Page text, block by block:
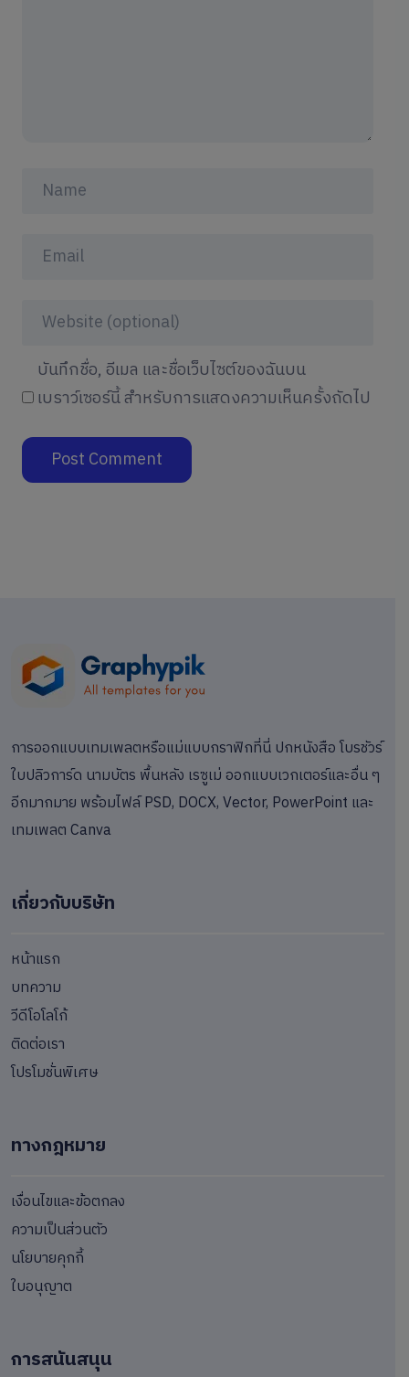
บันทึกชื่อ, อีเมล และชื่อเว็บไซต์ของฉันบน
เบราว์เซอร์นี้ สำหรับการแสดงความเห็นครั้งถัดไป
การออกแบบเทมเพลตหรือแม่แบบกราฟิกที่นี่ ปกหนังสือ โบรชัวร์
ใบปลิวการ์ด นามบัตร พื้นหลัง เรซูเม่ ออกแบบเวกเตอร์และอื่น ๆ
อีกมากมาย พร้อมไฟล์ PSD, DOCX, Vector, PowerPoint และ
เทมเพลต Canva
เกี่ยวกับบริษัท
หน้าแรก
บทความ
วีดีโอโลโก้
ติดต่อเรา
โปรโมชั่นพิเศษ
ทางกฎหมาย
เงื่อนไขและข้อตกลง
ความเป็นส่วนตัว
นโยบายคุกกี้
ใบอนุญาต
การสนันสนุน